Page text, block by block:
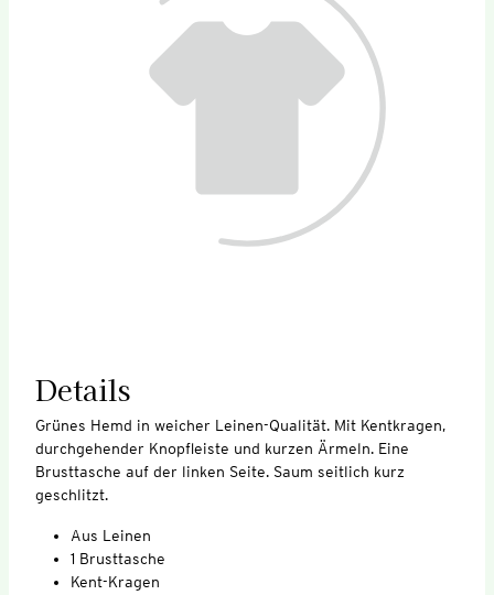
Details
Grünes Hemd in weicher Leinen-Qualität. Mit Kentkragen,
durchgehender Knopfleiste und kurzen Ärmeln. Eine
Brusttasche auf der linken Seite. Saum seitlich kurz
geschlitzt.
Aus Leinen
1 Brusttasche
Kent-Kragen